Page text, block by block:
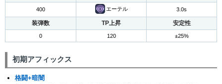
400 エーテル 3.0s
装弾数 TP上昇 安定性
0 120 ±25%
初期アフィックス
格闘+暗闇